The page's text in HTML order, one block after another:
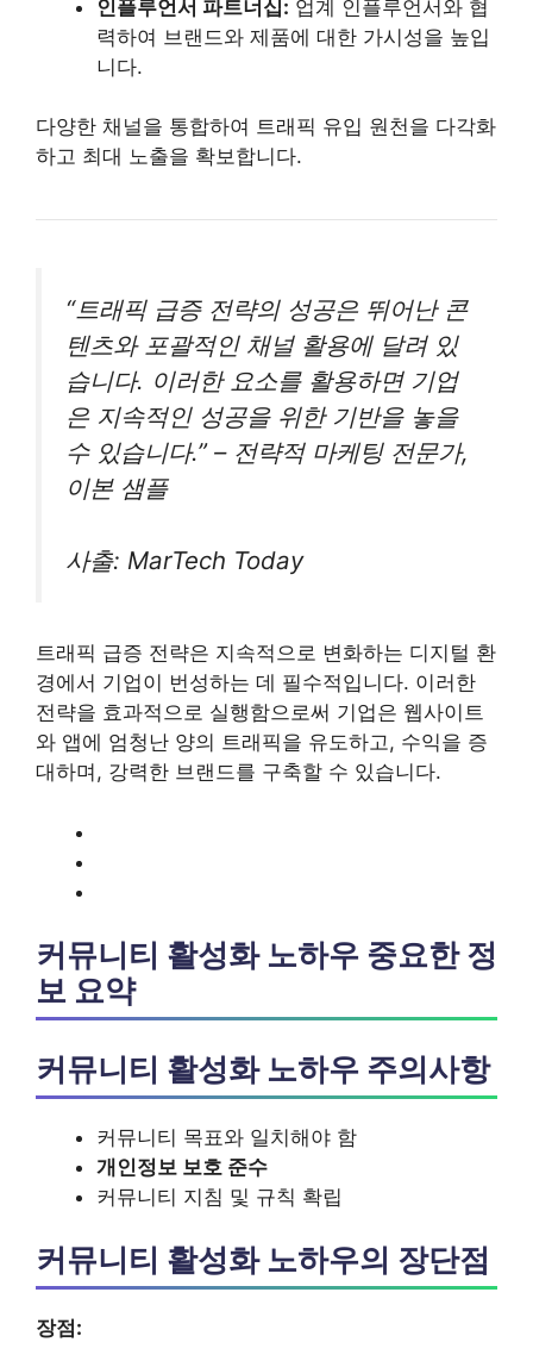
인플루언서 파트너십: 업계 인플루언서와 협
력하여 브랜드와 제품에 대한 가시성을 높입
니다.
다양한 채널을 통합하여 트래픽 유입 원천을 다각화
하고 최대 노출을 확보합니다.
“트래픽 급증 전략의 성공은 뛰어난 콘
텐츠와 포괄적인 채널 활용에 달려 있
습니다. 이러한 요소를 활용하면 기업
은 지속적인 성공을 위한 기반을 놓을
수 있습니다.” – 전략적 마케팅 전문가,
이본 샘플
사출: MarTech Today
트래픽 급증 전략은 지속적으로 변화하는 디지털 환
경에서 기업이 번성하는 데 필수적입니다. 이러한
전략을 효과적으로 실행함으로써 기업은 웹사이트
와 앱에 엄청난 양의 트래픽을 유도하고, 수익을 증
대하며, 강력한 브랜드를 구축할 수 있습니다.
커뮤니티 활성화 노하우 중요한 정
보 요약
커뮤니티 활성화 노하우 주의사항
커뮤니티 목표와 일치해야 함
개인정보 보호 준수
커뮤니티 지침 및 규칙 확립
커뮤니티 활성화 노하우의 장단점
장점: